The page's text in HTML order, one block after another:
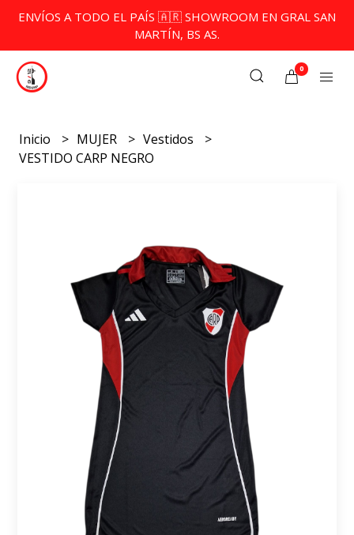
ENVÍOS A TODO EL PAÍS 🇦🇷 SHOWROOM EN GRAL SAN
MARTÍN, BS AS.
0
Inicio MUJER
Vestidos
VESTIDO CARP NEGRO